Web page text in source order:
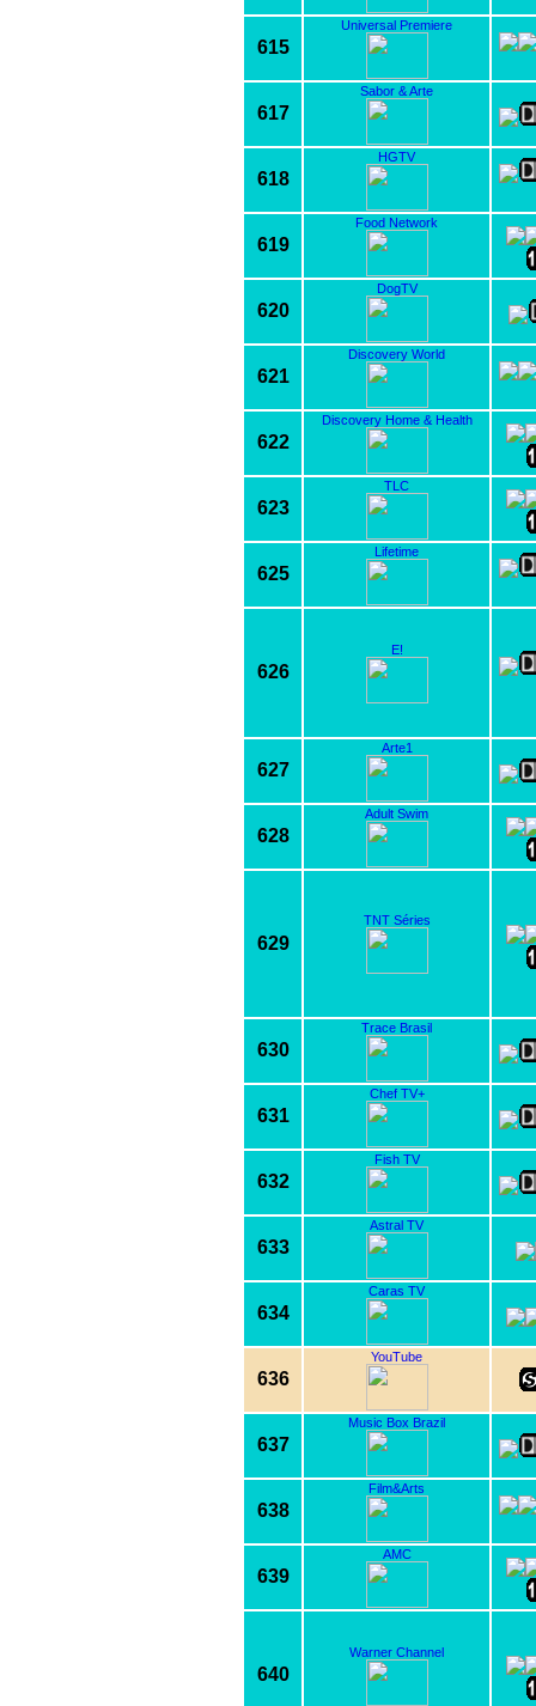
615
Universal Premiere
617
Sabor & Arte
618
HGTV
619
Food Network
620
DogTV
621
Discovery World
622
Discovery Home & Health
623
TLC
625
Lifetime
626
E!
627
Arte1
628
Adult Swim
629
TNT Séries
630
Trace Brasil
631
Chef TV+
632
Fish TV
633
Astral TV
634
Caras TV
636
YouTube
637
Music Box Brazil
638
Film&Arts
639
AMC
640
Warner Channel